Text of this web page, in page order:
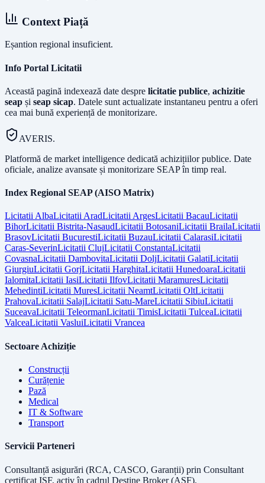
Context Piață
Eșantion regional insuficient.
Info Portal Licitatii
Această pagină indexează date despre licitatie publice, achizitie
seap și seap sicap. Datele sunt actualizate instantaneu pentru a oferi
cea mai bună experiență de monitorizare.
AVERIS.
Platformă de market intelligence dedicată achizițiilor publice. Date
oficiale, analize avansate și monitorizare SEAP în timp real.
Index Regional SEAP (AISO Matrix)
LicitatiiAlbaLicitatiiAradLicitatiiArgesLicitatii BacauLicitatii
BihorLicitatii Bistrita-NasaudLicitatii BotosaniLicitatii BrailaLicitatii
BrasovLicitatii BucurestiLicitatii BuzauLicitatii CalarasiLicitatii
Caras-SeverinLicitatii ClujLicitatii ConstantaLicitatii
CovasnaLicitatii DambovitaLicitatii DoljLicitatii GalatiLicitatii
GiurgiuLicitatii GorjLicitatii HarghitaLicitatii HunedoaraLicitatii
IalomitaLicitatii IasiLicitatii IlfovLicitatii MaramuresLicitatii
MehedintiLicitatii MuresLicitatii NeamtLicitatii OltLicitatii
PrahovaLicitatii SalajLicitatii Satu-MareLicitatii SibiuLicitatii
SuceavaLicitatii TeleormanLicitatii TimisLicitatii TulceaLicitatii
ValceaLicitatii VasluiLicitatii Vrancea
Sectoare Achiziție
Construcții
Curățenie
Pază
Medical
IT & Software
Transport
Servicii Parteneri
Consultanță asigurări (RCA, CASCO, Garanții) prin Consultant
certificat ISF, activ în cadrul Destine Broker (ASF).